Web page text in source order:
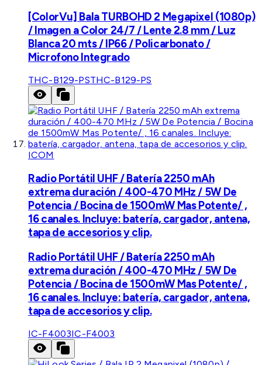
[ColorVu] Bala TURBOHD 2 Megapixel (1080p)
/ Imagen a Color 24/7 / Lente 2.8 mm / Luz
Blanca 20 mts / IP66 / Policarbonato /
Microfono Integrado
THC-B129-PSTHC-B129-PS
ICOM
Radio Portátil UHF / Batería 2250 mAh
extrema duración / 400-470 MHz / 5W De
Potencia / Bocina de 1500mW Mas Potente/ ,
16 canales. Incluye: batería, cargador, antena,
tapa de accesorios y clip.
Radio Portátil UHF / Batería 2250 mAh
extrema duración / 400-470 MHz / 5W De
Potencia / Bocina de 1500mW Mas Potente/ ,
16 canales. Incluye: batería, cargador, antena,
tapa de accesorios y clip.
IC-F4003IC-F4003